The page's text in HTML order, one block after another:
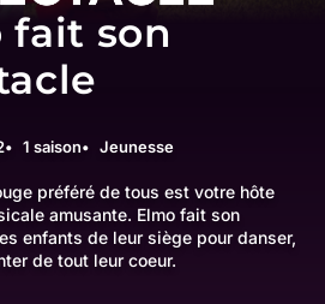
fait son
1 saison Jeunesse
préféré de tous est votre hôte
amusante. Elmo fait son
enfants de leur siège pour danser,
de tout leur coeur.